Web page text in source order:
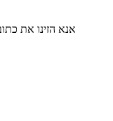
אנא הזינו את